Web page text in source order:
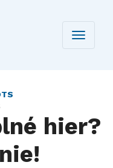
Toggle
hier?